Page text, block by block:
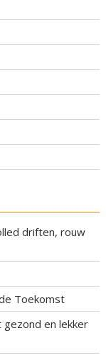
driften, rouw
Toekomst
en lekker